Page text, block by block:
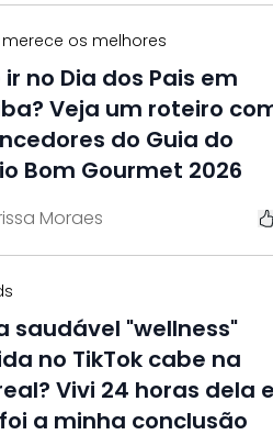
merece os melhores
ir no Dia dos Pais em
Veja um roteiro
do Guia do
Bom Gourmet 2026
Moraes
saudável "wellness"
no TikTok cabe na
Vivi 24 horas dela e
a minha conclusão